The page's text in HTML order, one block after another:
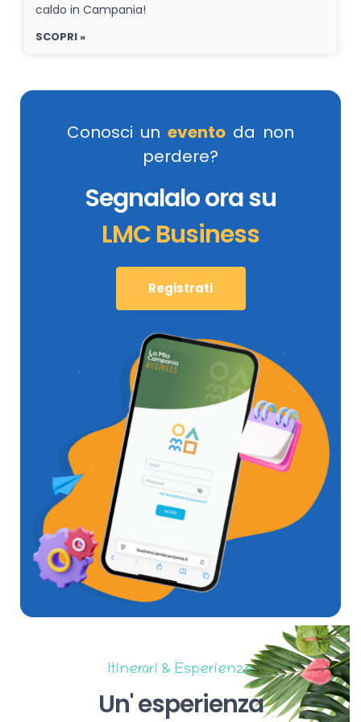
caldo in Campania!
SCOPRI »
Conosci un evento da non
perdere?
Segnalalo ora su
LMC Business
Registrati
Itinerari & Esperienze
Un'esperienza